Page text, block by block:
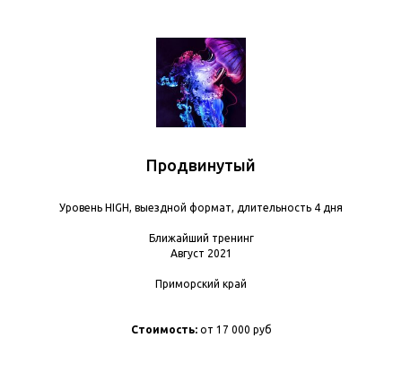
Продвинутый
Уровень HIGH, выездной формат, длительность 4 дня
Ближайший тренинг
Август 2021
Приморский край
Стоимость: от 17 000 руб